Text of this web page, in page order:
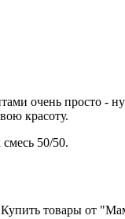
очень просто -
красоту.
50/50.
Купить товары от